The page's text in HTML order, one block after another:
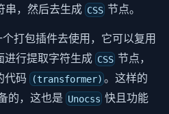
串，然后去生成 CSS 节点。
打包插件去使用，它可以复用
进行提取字符生成 CSS 节点，
代码
(transformer) 。这样的
的，这也是 Unocss 快且功能